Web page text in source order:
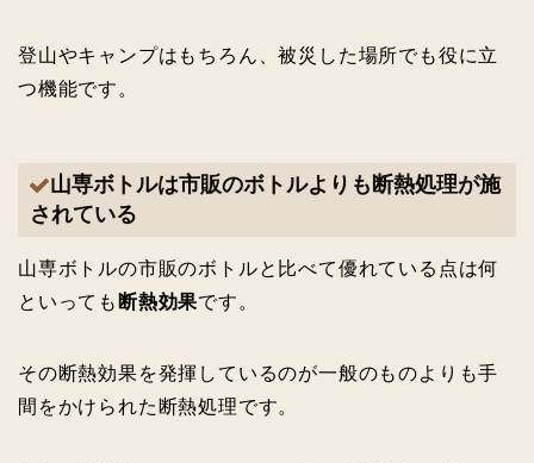
登山やキャンプはもちろん、被災した場所でも役に立
つ機能です。
山専ボトルは市販のボトルよりも断熱処理が施
されている
山専ボトルの市販のボトルと比べて優れている点は何
といっても 断熱効果です。
その断熱効果を発揮しているのが一般のものよりも手
間をかけられた断熱処理です。